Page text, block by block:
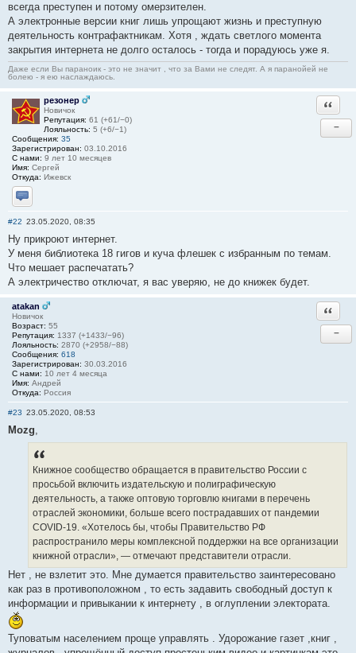
всегда преступен и потому омерзителен.
А электронные версии книг лишь упрощают жизнь и преступную
деятельность контрафактникам. Хотя , ждать светлого момента
закрытия интернета не долго осталось - тогда и порадуюсь уже я.
Даже если Вы параноик - это не значит , что за Вами не следят. А я паранойей не
болею - я ею наслаждаюсь.
резонер
Новичок
Репутация: 61 (+61/−0)
Лояльность: 5 (+6/−1)
Сообщения: 35
Зарегистрирован: 03.10.2016
С нами: 9 лет 10 месяцев
Имя: Сергей
Откуда: Ижевск
Отправить личное сообщение
−
#22 23.05.2020, 08:35
Ну прикроют интернет.
У меня библиотека 18 гигов и куча флешек с избранным по темам.
Что мешает распечатать?
А электричество отключат, я вас уверяю, не до книжек будет.
atakan
Новичок
Возраст: 55
Репутация: 1337 (+1433/−96)
Лояльность: 2870 (+2958/−88)
Сообщения: 618
Зарегистрирован: 30.03.2016
С нами: 10 лет 4 месяца
Имя: Андрей
Откуда: Россия
−
#23 23.05.2020, 08:53
Mozg,
Книжное сообщество обращается в правительство России с
просьбой включить издательскую и полиграфическую
деятельность, а также оптовую торговлю книгами в перечень
отраслей экономики, больше всего пострадавших от пандемии
COVID-19. «Хотелось бы, чтобы Правительство РФ
распространило меры комплексной поддержки на все организации
книжной отрасли», — отмечают представители отрасли.
Нет , не взлетит это. Мне думается правительство заинтересовано
как раз в противоположном , то есть задавить свободный доступ к
информации и привыкании к интернету , в оглуплении электората.
Туповатым населением проще управлять . Удорожание газет ,книг ,